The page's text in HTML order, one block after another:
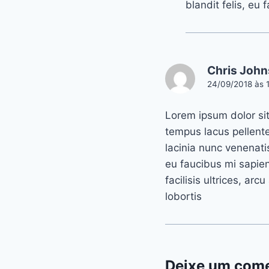
blandit felis, eu
Chris
24/09/2018 às
Lorem ipsum dolor
tempus lacus
lacinia nunc
eu faucibus mi
facilisis ultrices,
lobortis